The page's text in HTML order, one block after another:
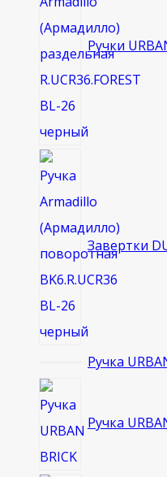
Ручки
Завертки
Ручка
Ручка